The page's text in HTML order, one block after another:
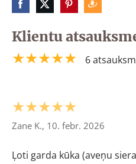
Klientu
★★★★★ 6
★★★★★
Zane K., 10. febr. 2026
Ļoti garda kūka (aveņu